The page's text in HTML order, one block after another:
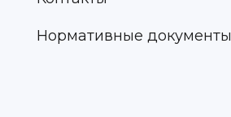
Нормативные документы